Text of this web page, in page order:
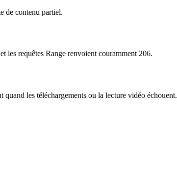
de contenu partiel.
les requêtes Range renvoient couramment 206.
les téléchargements ou la lecture vidéo échouent.